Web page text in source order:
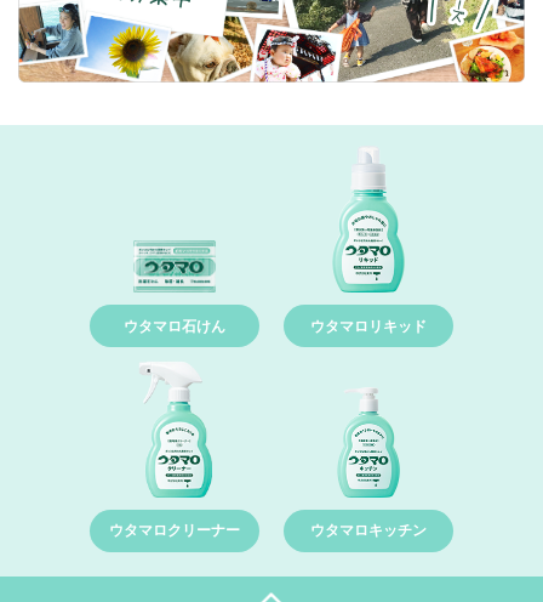
ウタマロ石けん ウタマロリキッド
ウタマロクリーナー ウタマロキッチン